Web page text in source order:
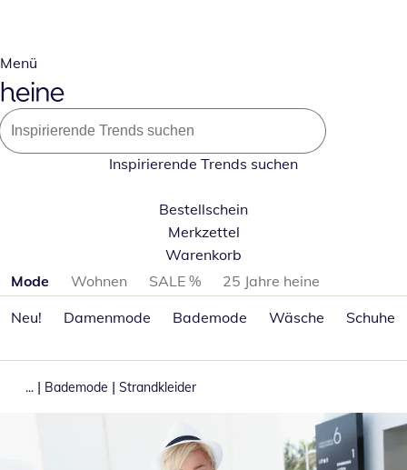
Menü
Inspirierende Trends suchen
Bestellschein
Merkzettel
Warenkorb
Produktkategorien überspringen
Mode Wohnen SALE %
25 Jahre heine
Neu!
Damenmode Bademode Wäsche Schuhe
... | Bademode | Strandkleider